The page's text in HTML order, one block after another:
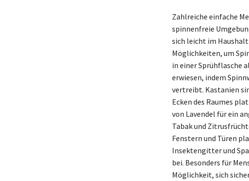
Zahlreiche einfache
spinnenfreie
sich leicht im
Möglichkeiten, um
in einer Sprühflasche
erwiesen, indem
vertreibt. Kastanien
Ecken des Raumes
von Lavendel für ein
Tabak und
Fenstern und Türen
Insektengitter und
bei. Besonders für
Möglichkeit, sich